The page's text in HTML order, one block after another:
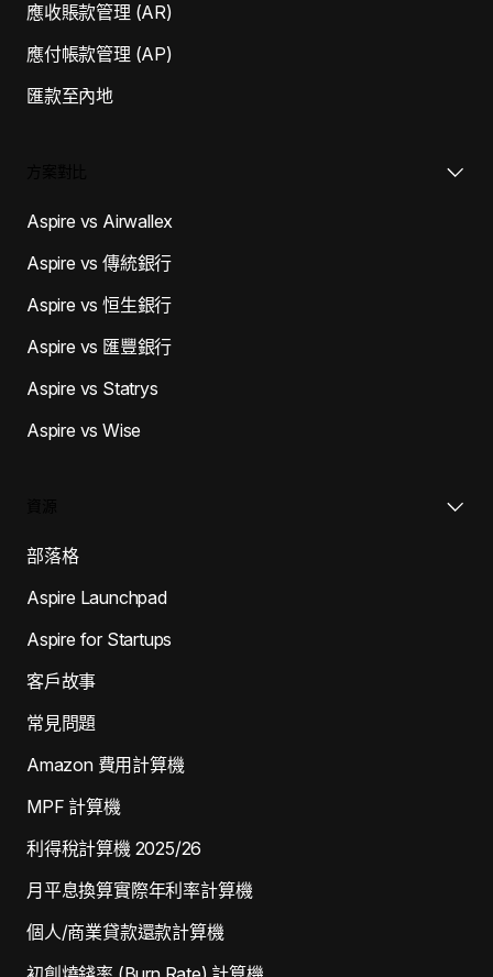
應收賬款管理 (AR)
應付帳款管理 (AP)
匯款至內地
Aspire vs Airwallex
Aspire vs 傳統銀行
Aspire vs 恒生銀行
Aspire vs 匯豐銀行
Aspire vs Statrys
Aspire vs Wise
部落格
Aspire Launchpad
Aspire for Startups
客戶故事
常見問題
Amazon 費用計算機
MPF 計算機
利得稅計算機 2025/26
月平息換算實際年利率計算機
個人/商業貸款還款計算機